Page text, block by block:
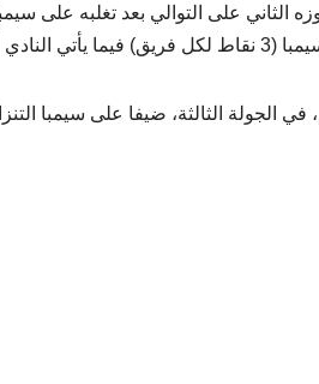
دون نقاط.
في الجولة الثالثة، ضيفا على سيمبا